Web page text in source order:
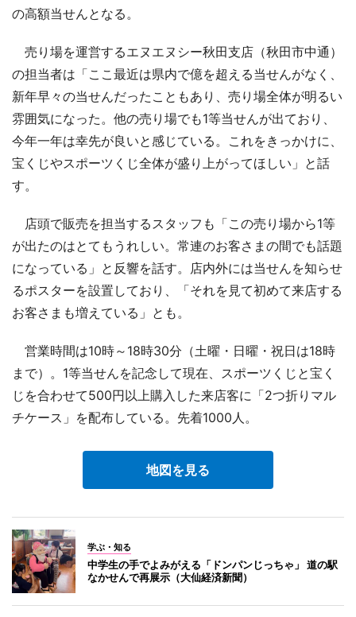
の高額当せんとなる。
売り場を運営するエヌエヌシー秋田支店（秋田市中通）
の担当者は「ここ最近は県内で億を超える当せんがなく、
新年早々の当せんだったこともあり、売り場全体が明るい
雰囲気になった。他の売り場でも1等当せんが出ており、
今年一年は幸先が良いと感じている。これをきっかけに、
宝くじやスポーツくじ全体が盛り上がってほしい」と話
す。
店頭で販売を担当するスタッフも「この売り場から1等
が出たのはとてもうれしい。常連のお客さまの間でも話題
になっている」と反響を話す。店内外には当せんを知らせ
るポスターを設置しており、「それを見て初めて来店する
お客さまも増えている」とも。
営業時間は10時～18時30分（土曜・日曜・祝日は18時
まで）。1等当せんを記念して現在、スポーツくじと宝く
じを合わせて500円以上購入した来店客に「2つ折りマル
チケース」を配布している。先着1000人。
地図を見る
学ぶ・知る
中学生の手でよみがえる「ドンパンじっちゃ」 道の駅
なかせんで再展示（大仙経済新聞）